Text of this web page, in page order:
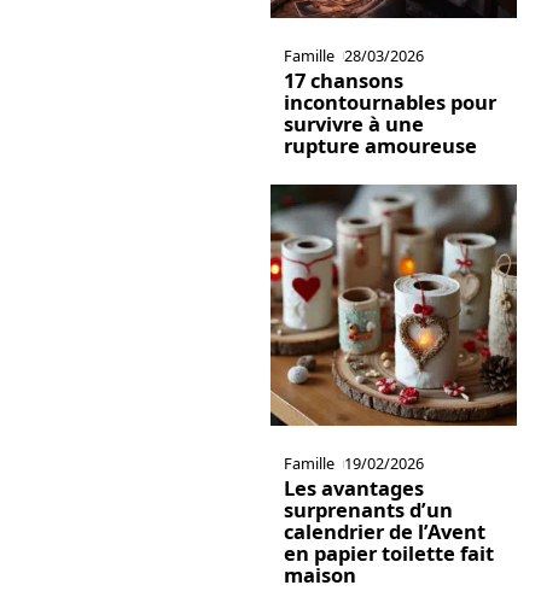
Famille 28/03/2026
17 chansons
incontournables pour
survivre à une
rupture amoureuse
Famille 19/02/2026
Les avantages
surprenants d’un
calendrier de l’Avent
en papier toilette fait
maison